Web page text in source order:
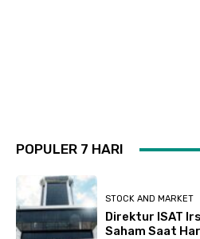
POPULER 7 HARI
STOCK AND MARKET
Direktur ISAT
Saham Saat